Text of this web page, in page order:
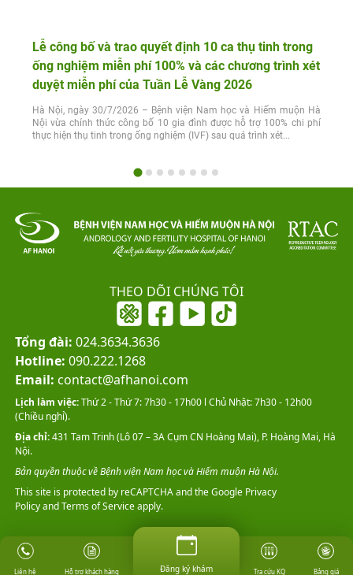
Lễ công bố và trao quyết định 10 ca thụ tinh trong
ống nghiệm miễn phí 100% và các chương trình xét
duyệt miễn phí của Tuần Lễ Vàng 2026
Hà Nội, ngày 30/7/2026 – Bệnh viện Nam học và Hiếm muộn Hà
Nội vừa chính thức công bố 10 gia đình được hỗ trợ 100% chi phí
thực hiện thụ tinh trong ống nghiệm (IVF) sau quá trình xét...
THEO DÕI CHÚNG TÔI
Tổng đài: 024.3634.3636
Hotline: 090.222.1268
Email: contact@afhanoi.com
This site is protected by reCAPTCHA and the GooglePrivacy
PolicyandTerms of Serviceapply.
Lịch làm việc:Thứ 2 - Thứ 7: 7h30 - 17h00 l Chủ Nhật: 7h30 - 12h00
(Chiều nghỉ).
Địa chỉ:431 Tam Trinh (Lô 07 – 3A Cụm CN Hoàng Mai), P. Hoàng Mai, Hà
Nội.
Bản quyền thuộc về Bệnh viện Nam học và Hiếm muộn Hà Nội.
Liên hệ Hỗ trợ khách hàng Đăng ký khám Tra cứu KQ Bảng giá